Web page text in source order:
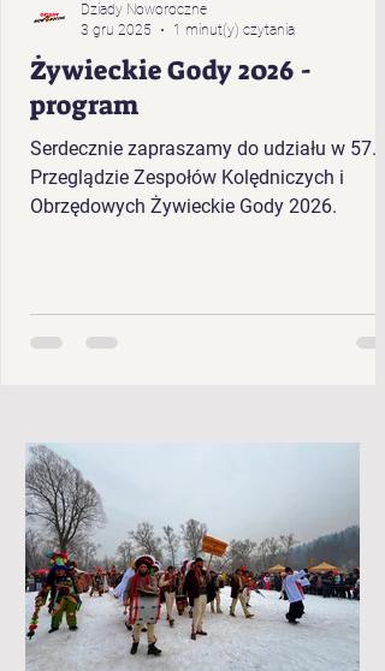
Żywieckie Gody 2026 -
program
Serdecznie zapraszamy do udziału w 57.
Przeglądzie Zespołów Kolędniczych i
Obrzędowych Żywieckie Gody 2026.
Dziady Noworoczne
3 gru 2025
1 minut(y) czytania